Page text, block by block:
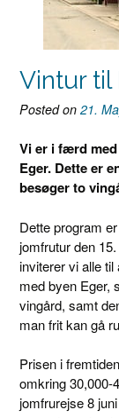
Vintur til
Posted on 21.
Vi er i færd
Eger. Dette er
besøger to
Dette program
jomfrutur den
inviterer vi alle
med byen Eger,
vingård, samt
man frit kan gå
Prisen i
omkring 30,000-
jomfrurejse 8